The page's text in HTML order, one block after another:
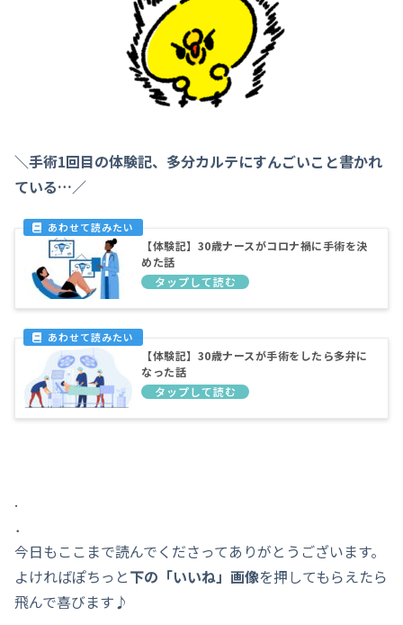
＼手術1回目の体験記、多分カルテにすんごいこと書かれ
ている…／
【体験記】30歳ナースがコロナ禍に手術を決
めた話
【体験記】30歳ナースが手術をしたら多弁に
なった話
.
．
今日もここまで読んでくださってありがとうございます。
よければぽちっと下の「いいね」画像を押してもらえたら
飛んで喜びます♪